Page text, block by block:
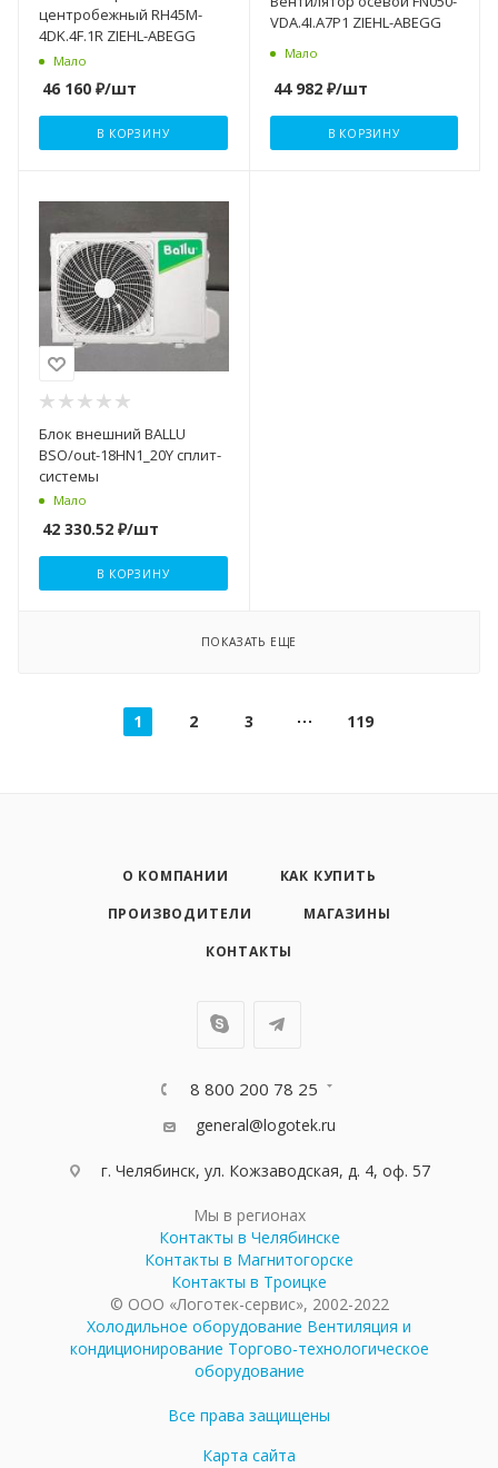
центробежный RH45M-
4DK.4F.1R ZIEHL-ABEGG
Мало
46 160 ₽/шт
В КОРЗИНУ
VDA.4I.A7P1 ZIEHL-ABEGG
Мало
44 982₽/шт
В КОРЗИНУ
Блок внешний BALLU
BSO/out-18HN1_20Y сплит-
системы
Мало
42 330.52 ₽/шт
В КОРЗИНУ
ПОКАЗАТЬ ЕЩЕ
1 2 3 119
О КОМПАНИИ
КАК КУПИТЬ
ПРОИЗВОДИТЕЛИ
МАГАЗИНЫ
КОНТАКТЫ
8 800 200 78 25
general@logotek.ru
г. Челябинск, ул. Кожзаводская, д. 4, оф. 57
Мы в регионах
Контакты в Челябинске
Контакты в Магнитогорске
Контакты в Троицке
© ООО «Логотек-сервис», 2002-2022
Холодильное оборудование Вентиляция и
кондиционирование Торгово-технологическое
оборудование
Все права защищены
Карта сайта